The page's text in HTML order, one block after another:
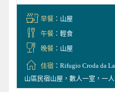
早餐：山屋
午餐：輕食
晚餐：山屋
住宿：Rifugio Croda da
山區民宿山屋，數人一室，一